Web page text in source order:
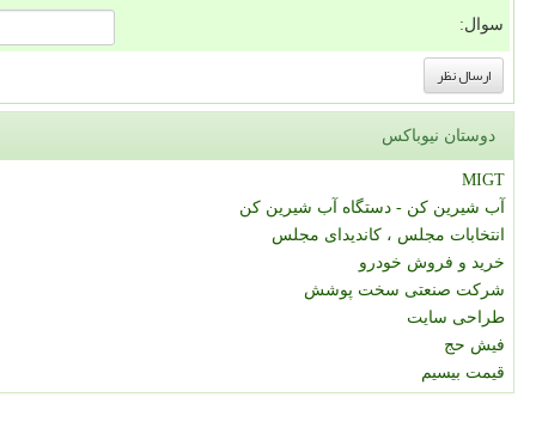
سوال:
دوستان نیوباکس
MIGT
آب شیرین کن - دستگاه آب شیرین کن
انتخابات مجلس ، کاندیدای مجلس
خرید و فروش خودرو
شرکت صنعتی سخت پوشش
طراحی سایت
فیش حج
قیمت بیسیم